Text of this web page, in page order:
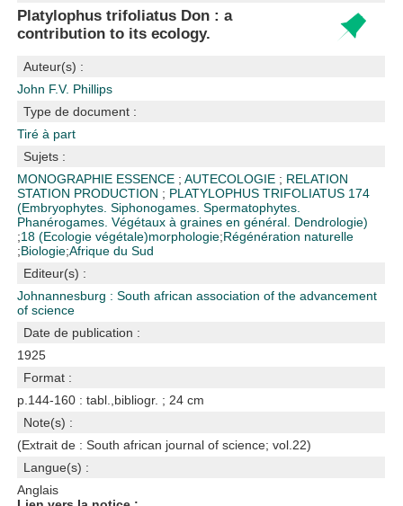
Platylophus trifoliatus Don : a
contribution to its ecology.
Auteur(s) :
John F.V. Phillips
Type de document :
Tiré à part
Sujets :
MONOGRAPHIE ESSENCE ;AUTECOLOGIE ; RELATION
STATION PRODUCTION ; PLATYLOPHUS TRIFOLIATUS 174
(Embryophytes. Siphonogames. Spermatophytes.
Phanérogames. Végétaux à graines en général. Dendrologie)
;18 (Ecologie végétale)morphologie;Régénération naturelle
;Biologie;Afrique du Sud
Editeur(s) :
Johnannesburg : South african association of the advancement
of science
Date de publication :
1925
Format :
p.144-160 : tabl.,bibliogr. ; 24 cm
Note(s) :
(Extrait de : South african journal of science; vol.22)
Langue(s) :
Anglais